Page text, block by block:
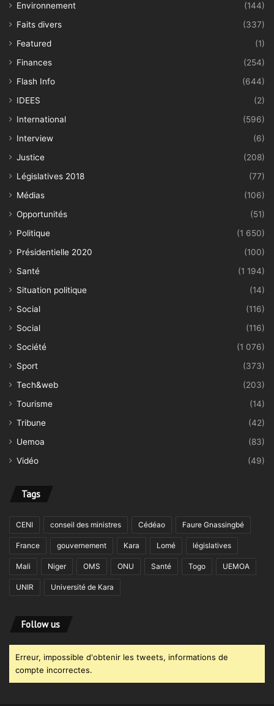
Environnement
(144)
Faits divers
(337)
Featured
(1)
Finances
(254)
Flash Info
(644)
IDEES
(2)
International
(596)
Interview
(6)
Justice
(208)
Législatives 2018
(77)
Médias
(106)
Opportunités
(51)
Politique
(1 650)
Présidentielle 2020
(100)
Santé
(1 194)
Situation politique
(14)
Social
(116)
Social
(116)
Société
(1 076)
Sport
(373)
Tech&web
(203)
Tourisme
(14)
Tribune
(42)
Uemoa
(83)
Vidéo
(49)
Tags
CENI conseil des ministres Cédéao Faure Gnassingbé
France gouvernement Kara Lomé législatives
Mali Niger OMS ONU Santé Togo UEMOA
UNIR Université de Kara
Follow us
Erreur, impossible d'obtenir les tweets, informations de
compte incorrectes.